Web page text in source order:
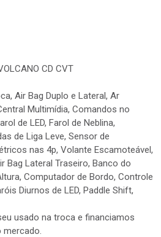
CD CVT
Air Bag Duplo e Lateral, Ar
Multimídia, Comandos no
de LED, Farol de Neblina,
de Liga Leve, Sensor de
nas 4p, Volante Escamoteável,
Bag Lateral Traseiro, Banco do
Computador de Bordo, Controle
Diurnos de LED, Paddle Shift,
usado na troca e financiamos
mercado.